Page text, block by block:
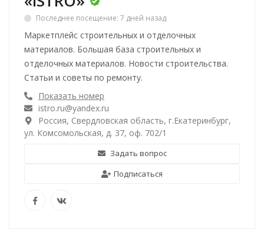
Последнее посещение: 7 дней назад
Маркетплейс строительных и отделочных
материалов. Большая база строительных и
отделочных материалов. Новости строительства.
Статьи и советы по ремонту.
Показать номер
istro.ru@yandex.ru
Россия, Свердловская область, г.Екатеринбург,
ул. Комсомольская, д. 37, оф. 702/1
Задать вопрос
Подписаться